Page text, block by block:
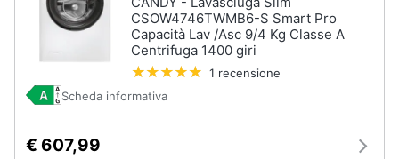
CSOW4746TWMB6-S Smart Pro
Capacità Lav /Asc 9/4 Kg Classe A
Centrifuga 1400 giri
1 recensione
Scheda informativa
€ 607,99